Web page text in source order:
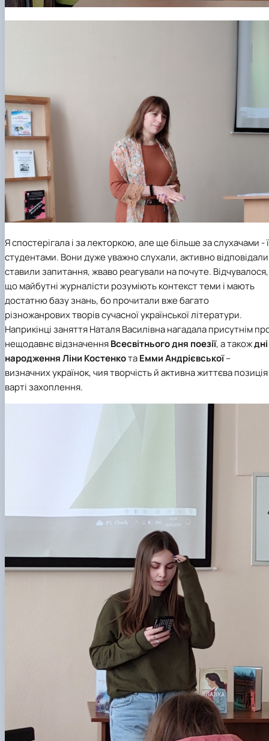
Я спостерігала і за лекторкою, але ще більше за слухачами -
студентами. Вони дуже уважно слухали, активно відповідали
ставили запитання, жваво реагували на почуте. Відчувалося,
що майбутні журналісти розуміють контекст теми і мають
достатню базу знань, бо прочитали вже багато
різножанрових творів сучасної української літератури.
Наприкінці заняття Наталя Василівна нагадала присутнім
нещодавнє відзначенняВсесвітнього дня поезії, а такождні
народженняЛіни КостенкотаЕмми Андрієвської–
визначних українок, чия творчість й активна життєва позиція
варті захоплення.